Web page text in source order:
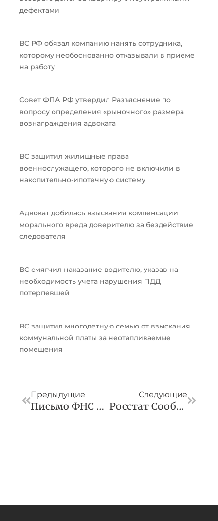
дефектами
ВС РФ обязал компанию нанять сотрудника,
которому необоснованно отказывали в приеме
на работу
Совет ФПА РФ утвердил Разъяснение по
вопросу определения «рыночного» размера
вознаграждения адвоката
ВС защитил жилищные права
военнослужащего, которого не включили в
накопительно-ипотечную систему
Адвокат добилась взыскания компенсации
морального вреда доверителю за бездействие
следователя
ВС смягчил наказание водителю, указав на
необходимость учета нарушения ПДД
потерпевшей
ВС защитил многодетную семью от взыскания
коммунальной платы за неотапливаемые
помещения
Предыдущие
Письмо ФНС России От 07.06.2023 N ЕД-18-8/1444 «О Продлении Действия Постановления Правительства Российской Федерации N 500»
Следующие
Росстат Сообщил О Максимальной За 23 Года Цене Перелетов «экономом»